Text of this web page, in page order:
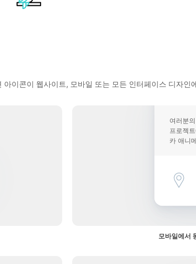
이콘이 웹사이트, 모바일 또는 모든 인터페이스 디자인
여러분
프로젝
카 애니
모바일에서